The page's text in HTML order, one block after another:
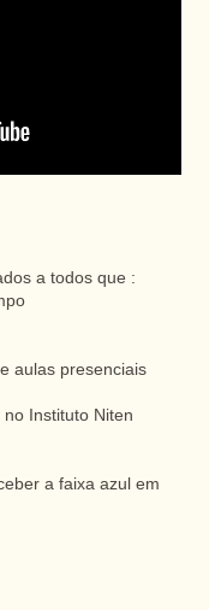
a todos que :
aulas presenciais
Instituto Niten
a faixa azul em